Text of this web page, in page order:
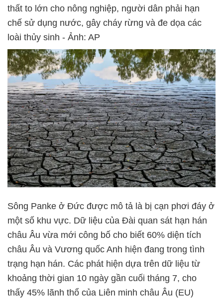
thất to lớn cho nông nghiệp, người dân phải hạn
chế sử dụng nước, gây cháy rừng và đe dọa các
loài thủy sinh - Ảnh: AP
Sông Panke ở Đức được mô tả là bị cạn phơi đáy ở
một số khu vực. Dữ liệu của Đài quan sát hạn hán
châu Âu vừa mới công bố cho biết 60% diện tích
châu Âu và Vương quốc Anh hiện đang trong tình
trạng hạn hán. Các phát hiện dựa trên dữ liệu từ
khoảng thời gian 10 ngày gần cuối tháng 7, cho
thấy 45% lãnh thổ của Liên minh châu Âu (EU)